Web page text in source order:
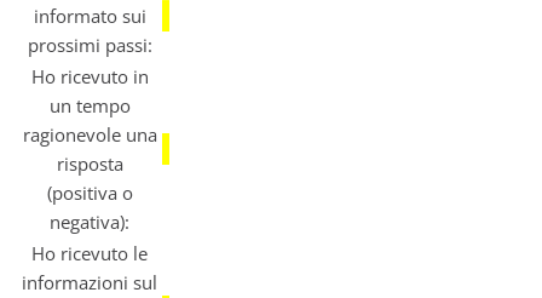
informato sui
prossimi passi:
Ho ricevuto in
un tempo
ragionevole una
risposta
(positiva o
negativa):
Ho ricevuto le
informazioni sul